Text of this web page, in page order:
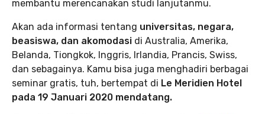
membantu merencanakan studi lanjutanmu.
Akan ada informasi tentang universitas, negara,
beasiswa, dan akomodasi di Australia, Amerika,
Belanda, Tiongkok, Inggris, Irlandia, Prancis, Swiss,
dan sebagainya. Kamu bisa juga menghadiri berbagai
seminar gratis, tuh, bertempat di Le Meridien Hotel
pada 19 Januari 2020 mendatang.